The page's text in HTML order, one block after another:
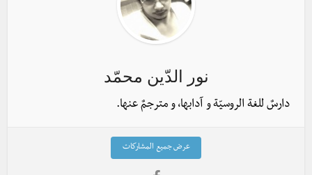
نور الدّين محمّد
دارسٌ للغة الروسيّة و آدابها، و مترجمٌ عنها.
عرض جميع المشاركات